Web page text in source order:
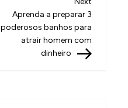
Post
Aprenda a preparar 3
poderosos banhos para
atrair homem com
dinheiro